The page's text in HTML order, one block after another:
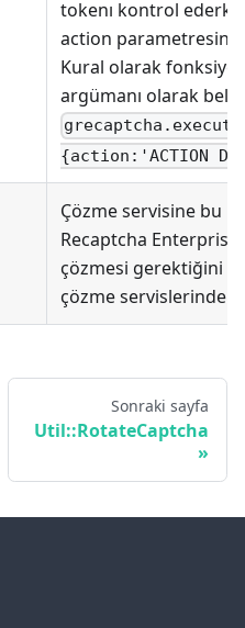
tokenı kontrol
action
Kural olarak
argümanı olarak
{action:'ACTION
Çözme servisine bu
Recaptcha Enterprise
çözmesi gerektiğini
çözme servislerinde
Sonraki sayfa
Util::RotateCaptcha